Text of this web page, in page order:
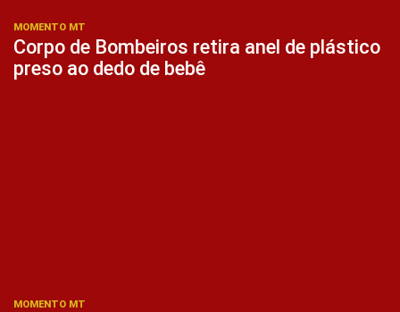
MOMENTO MT
Corpo de Bombeiros retira anel de plástico
preso ao dedo de bebê
MOMENTO MT